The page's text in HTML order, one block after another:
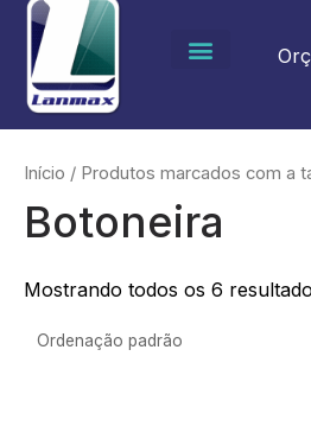
para
conteúdo
Início / Produtos marcados com a
Botoneira
Mostrando todos os 6